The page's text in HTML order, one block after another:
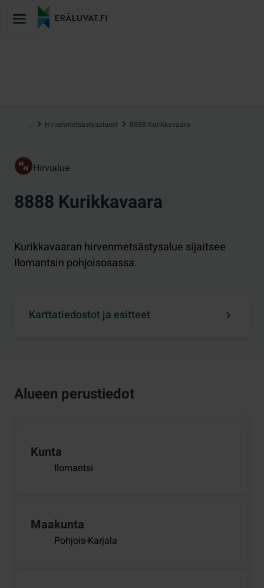
sisältöön
… Hirvenmetsästysalueet 8888 Kurikkavaara
Hirvialue
8888 Kurikkavaara
Kurikkavaaran hirvenmetsästysalue sijaitsee
Ilomantsin pohjoisosassa.
Karttatiedostot ja esitteet
Alueen perustiedot
Kunta
Ilomantsi
Maakunta
Pohjois-Karjala